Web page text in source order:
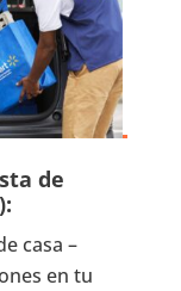
de
):
casa –
en tu